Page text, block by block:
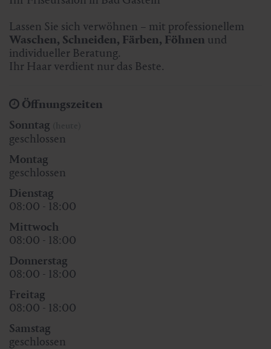
Lassen Sie sich verwöhnen – mit professionellem
Waschen, Schneiden, Färben, Föhnen und
individueller Beratung.
Ihr Haar verdient nur das Beste.
Öffnungszeiten
Sonntag
geschlossen
Montag
geschlossen
Dienstag
08:00 - 18:00
Mittwoch
08:00 - 18:00
Donnerstag
08:00 - 18:00
Freitag
08:00 - 18:00
Samstag
geschlossen